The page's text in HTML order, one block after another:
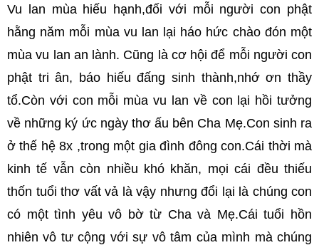
Vu lan mùa hiếu hạnh,đối với mỗi người con phật
hằng năm mỗi mùa vu lan lại háo hức chào đón một
mùa vu lan an lành. Cũng là cơ hội để mỗi người con
phật tri ân, báo hiếu đấng sinh thành,nhớ ơn thầy
tổ.Còn với con mỗi mùa vu lan về con lại hồi tưởng
về những ký ức ngày thơ ấu bên Cha Mẹ.Con sinh ra
ở thế hệ 8x ,trong một gia đình đông con.Cái thời mà
kinh tế vẫn còn nhiều khó khăn, mọi cái đều thiếu
thốn tuổi thơ vất vả là vậy nhưng đổi lại là chúng con
có một tình yêu vô bờ từ Cha và Mẹ.Cái tuổi hồn
nhiên vô tư cộng với sự vô tâm của mình mà chúng